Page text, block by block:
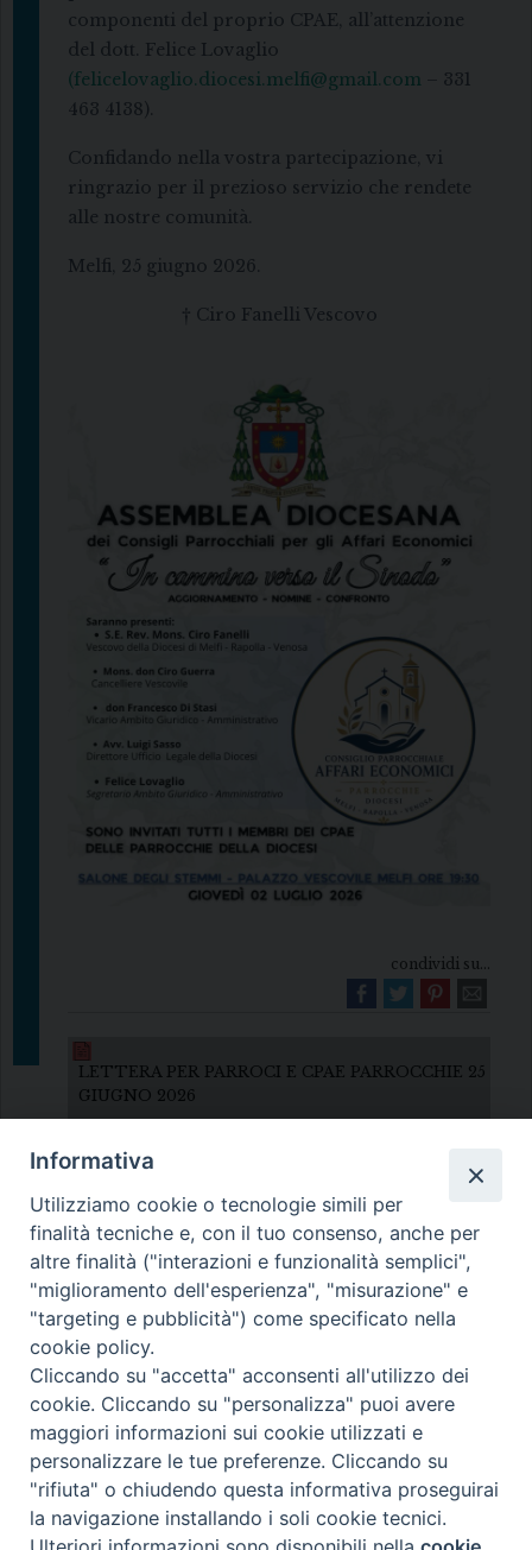
componenti del proprio CPAE, all’attenzione
del dott. Felice Lovaglio
(felicelovaglio.diocesi.melfi@gmail.com – 331
463 4138).
Confidando nella vostra partecipazione, vi
ringrazio per il prezioso servizio che rendete
alle nostre comunità.
Melfi, 25 giugno 2026.
† Ciro Fanelli Vescovo
condividi su...
LETTERA PER PARROCI E CPAE PARROCCHIE 25
GIUGNO 2026
Diocesi di Melfi Rapolla Venosa
• Largo Duomo, 12 - 85025 MELFI (PZ) •
Tel. 0972238604
PEC ufficiale della Diocesi:
diocesi.melfi_rapolla_venosa@legalmail.it
Informativa
Utilizziamo cookie o tecnologie simili per
finalità tecniche e, con il tuo consenso, anche per
altre finalità ("interazioni e funzionalità semplici",
"miglioramento dell'esperienza", "misurazione" e
"targeting e pubblicità") come specificato nella
cookie policy.
Cliccando su "accetta" acconsenti all'utilizzo dei
cookie. Cliccando su "personalizza" puoi avere
maggiori informazioni sui cookie utilizzati e
personalizzare le tue preferenze. Cliccando su
"rifiuta" o chiudendo questa informativa proseguirai
la navigazione installando i soli cookie tecnici.